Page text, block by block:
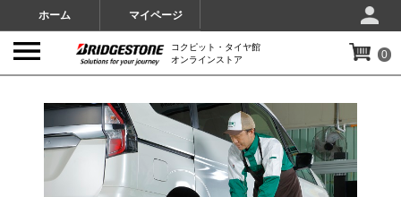
ホーム マイページ
コクピット・タイヤ館
オンラインストア
0